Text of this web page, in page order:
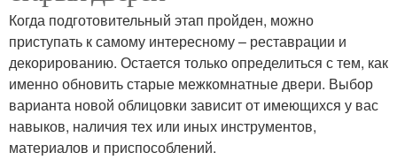
Когда подготовительный этап пройден, можно
приступать к самому интересному – реставрации и
декорированию. Остается только определиться с тем, как
именно обновить старые межкомнатные двери. Выбор
варианта новой облицовки зависит от имеющихся у вас
навыков, наличия тех или иных инструментов,
материалов и приспособлений.